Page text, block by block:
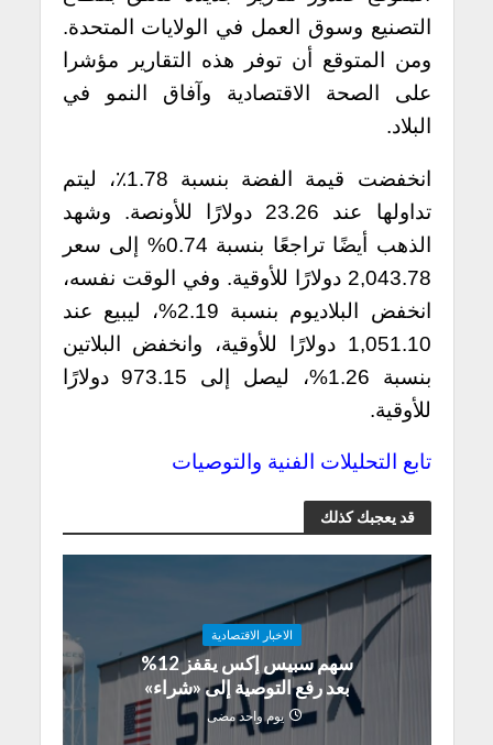
التصنيع وسوق العمل في الولايات المتحدة.
ومن المتوقع أن توفر هذه التقارير مؤشرا
على الصحة الاقتصادية وآفاق النمو في
البلاد.
انخفضت قيمة الفضة بنسبة 1.78٪، ليتم
تداولها عند 23.26 دولارًا للأونصة. وشهد
الذهب أيضًا تراجعًا بنسبة 0.74% إلى سعر
2,043.78 دولارًا للأوقية. وفي الوقت نفسه،
انخفض البلاديوم بنسبة 2.19%، ليبيع عند
1,051.10 دولارًا للأوقية، وانخفض البلاتين
بنسبة 1.26%، ليصل إلى 973.15 دولارًا
للأوقية.
تابع التحليلات الفنية والتوصيات
قد يعجبك كذلك
الاخبار الاقتصادية
سهم سبيس إكس يقفز 12%
بعد رفع التوصية إلى «شراء»
يوم واحد مضى